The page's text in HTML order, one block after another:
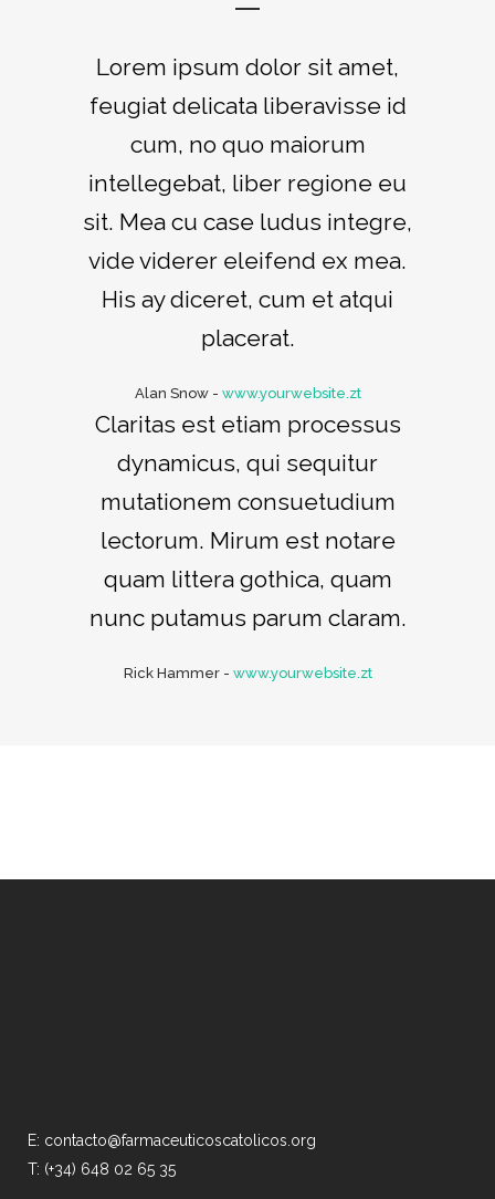
Lorem ipsum dolor sit amet,
feugiat delicata liberavisse id
cum, no quo maiorum
intellegebat, liber regione eu
sit. Mea cu case ludus integre,
vide viderer eleifend ex mea.
His ay diceret, cum et atqui
placerat.
Alan Snow- www.yourwebsite.zt
Claritas est etiam processus
dynamicus, qui sequitur
mutationem consuetudium
lectorum. Mirum est notare
quam littera gothica, quam
nunc putamus parum claram.
Rick Hammer- www.yourwebsite.zt
E: contacto@farmaceuticoscatolicos.org
T: (+34) 648 02 65 35